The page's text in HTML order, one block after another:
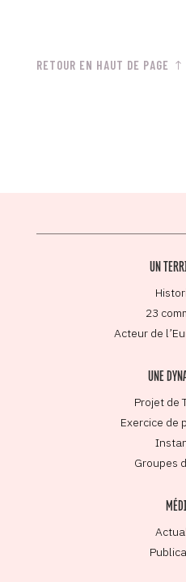
RETOUR EN HAUT DE PAGE
UN
23
Acteur de
UNE
Projet de
Exercice de
Groupes